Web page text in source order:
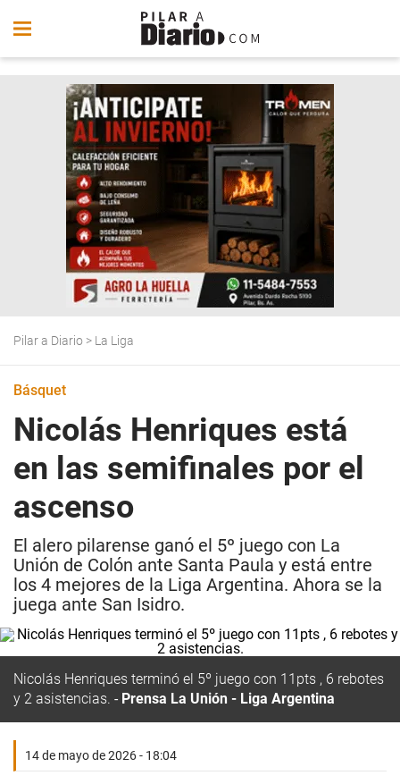
Pilar a Diario > La Liga
Básquet
Nicolás Henriques está
en las semifinales por el
ascenso
El alero pilarense ganó el 5º juego con La
Unión de Colón ante Santa Paula y está entre
los 4 mejores de la Liga Argentina. Ahora se la
juega ante San Isidro.
Nicolás Henriques terminó el 5º juego con 11pts , 6 rebotes
y 2 asistencias.
Prensa La Unión - Liga Argentina
14 de mayo de 2026 - 18:04